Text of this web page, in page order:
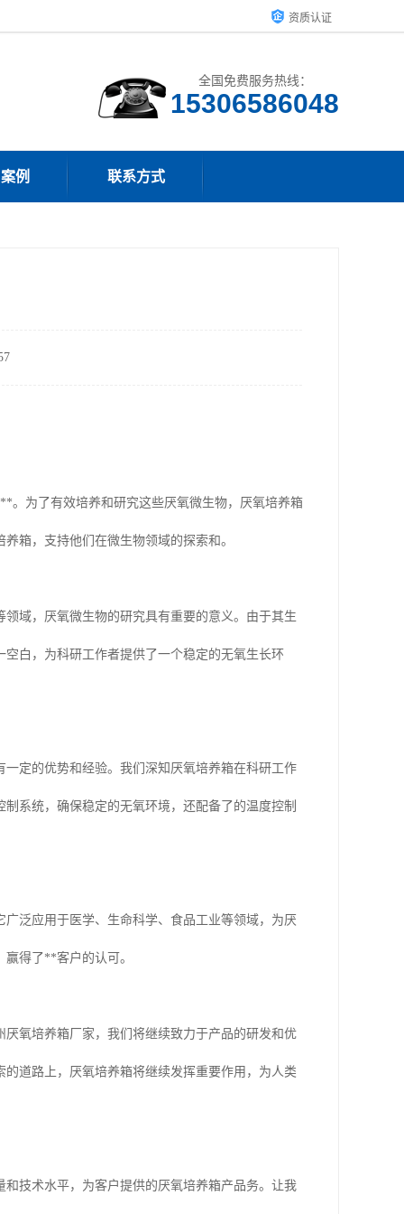
资质认证
全国免费服务热线：
15306586048
例 联系方式
。为了有效培养和研究这些厌氧微生物，厌氧培养箱
箱，支持他们在微生物领域的探索和。
域，厌氧微生物的研究具有重要的意义。由于其生
白，为科研工作者提供了一个稳定的无氧生长环
定的优势和经验。我们深知厌氧培养箱在科研工作
系统，确保稳定的无氧环境，还配备了的温度控制
泛应用于医学、生命科学、食品工业等领域，为厌
得了**客户的认可。
氧培养箱厂家，我们将继续致力于产品的研发和优
道路上，厌氧培养箱将继续发挥重要作用，为人类
技术水平，为客户提供的厌氧培养箱产品务。让我